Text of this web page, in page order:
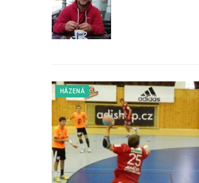
HÁZENÁ